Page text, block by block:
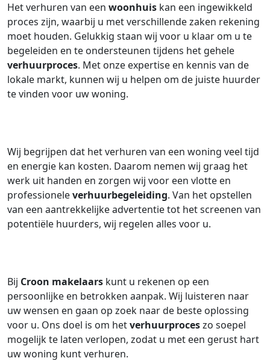
Het verhuren van een woonhuis kan een ingewikkeld
proces zijn, waarbij u met verschillende zaken rekening
moet houden. Gelukkig staan wij voor u klaar om u te
begeleiden en te ondersteunen tijdens het gehele
verhuurproces. Met onze expertise en kennis van de
lokale markt, kunnen wij u helpen om de juiste huurder
te vinden voor uw woning.
Wij begrijpen dat het verhuren van een woning veel tijd
en energie kan kosten. Daarom nemen wij graag het
werk uit handen en zorgen wij voor een vlotte en
professioneleverhuurbegeleiding. Van het opstellen
van een aantrekkelijke advertentie tot het screenen van
potentiële huurders, wij regelen alles voor u.
Bij Croon makelaars kunt u rekenen op een
persoonlijke en betrokken aanpak. Wij luisteren naar
uw wensen en gaan op zoek naar de beste oplossing
voor u. Ons doel is om hetverhuurproceszo soepel
mogelijk te laten verlopen, zodat u met een gerust hart
uw woning kunt verhuren.